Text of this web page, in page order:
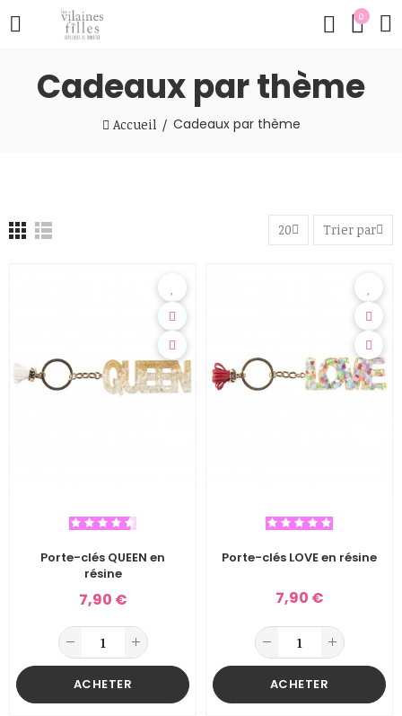
0
Cadeaux par thème
Accueil Cadeaux par thème
20 Trier par
Porte-clés QUEEN en
résine
7,90 €
ACHETER
Porte-clés LOVE en résine
7,90 €
ACHETER